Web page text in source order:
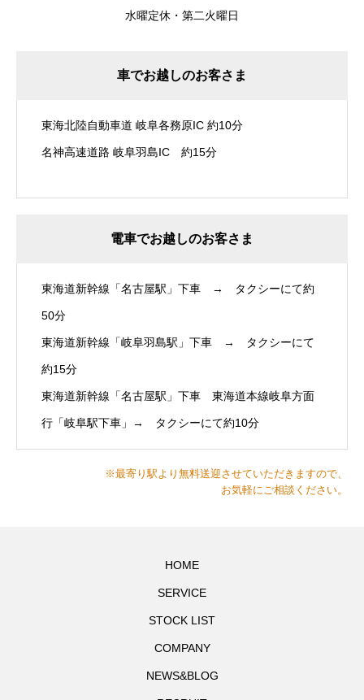
水曜定休・第二火曜日
車でお越しのお客さま
東海北陸自動車道 岐阜各務原IC 約10分
名神高速道路 岐阜羽島IC 約15分
電車でお越しのお客さま
東海道新幹線「名古屋駅」下車 → タクシーにて約
50分
東海道新幹線「岐阜羽島駅」下車 → タクシーにて
約15分
東海道新幹線「名古屋駅」下車 東海道本線岐阜方面
行「岐阜駅下車」→ タクシーにて約10分
※最寄り駅より無料送迎させていただきますので、
お気軽にご相談ください。
HOME
SERVICE
STOCK LIST
COMPANY
NEWS&BLOG